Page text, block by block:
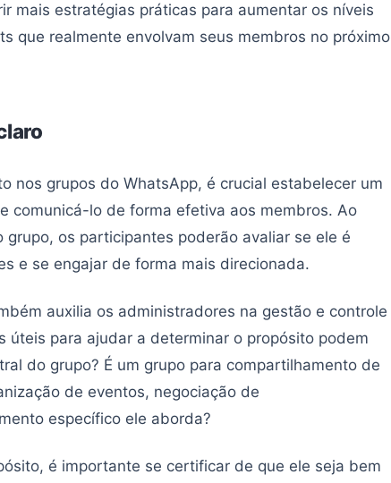
mais estratégias práticas para aumentar os níveis
que realmente envolvam seus membros no próximo
nos grupos do WhatsApp, é crucial estabelecer um
comunicá-lo de forma efetiva aos membros. Ao
os participantes poderão avaliar se ele é
e se engajar de forma mais direcionada.
auxilia os administradores na gestão e controle
úteis para ajudar a determinar o propósito podem
do grupo? É um grupo para compartilhamento de
de eventos, negociação de
específico ele aborda?
é importante se certificar de que ele seja bem